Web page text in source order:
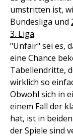
umstritten ist,
Bundesliga und
3. Liga.
"Unfair" sei es,
eine Chance
Tabellendritte,
wirklich so
Obwohl sich in
einem Fall der
hat, ist in
der Spiele sind